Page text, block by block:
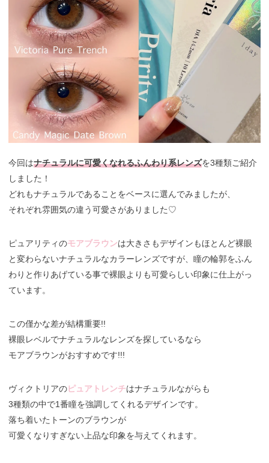
今回はナチュラルに可愛くなれるふんわり系レンズを3種類ご紹介
しました！
どれもナチュラルであることをベースに選んでみましたが、
それぞれ雰囲気の違う可愛さがありました♡
ピュアリティのモアブラウンは大きさもデザインもほとんど裸眼
と変わらないナチュラルなカラーレンズですが、瞳の輪郭をふん
わりと作りあげている事で裸眼よりも可愛らしい印象に仕上がっ
ています。
この僅かな差が結構重要!!
裸眼レベルでナチュラルなレンズを探しているなら
モアブラウンがおすすめです!!!
ヴィクトリアのピュアトレンチはナチュラルながらも
3種類の中で1番瞳を強調してくれるデザインです。
落ち着いたトーンのブラウンが
可愛くなりすぎない上品な印象を与えてくれます。